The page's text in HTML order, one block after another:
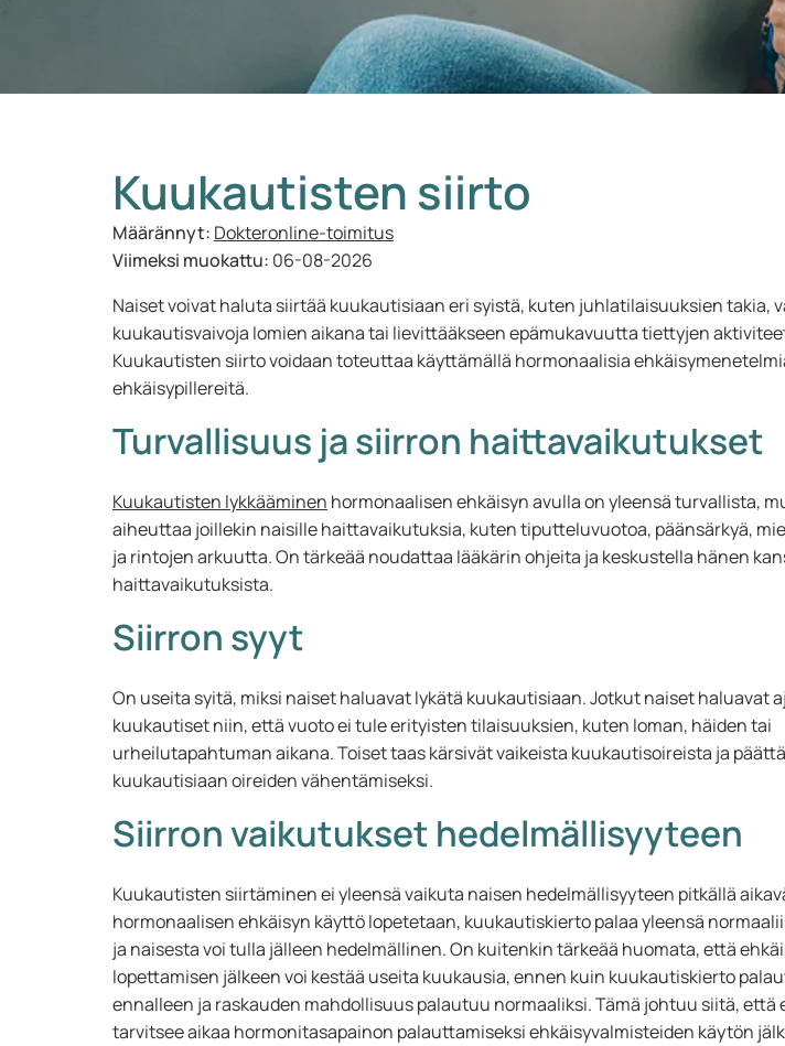
Kuukautisten siirto
Määrännyt: Dokteronline-toimitus
Viimeksi muokattu: 06-08-2026
Naiset voivat haluta siirtää kuukautisiaan eri syistä, kuten juhlatilaisuuksien takia,
kuukautisvaivoja lomien aikana tai lievittääkseen epämukavuutta tiettyjen
Kuukautisten siirto voidaan toteuttaa käyttämällä hormonaalisia
ehkäisypillereitä.
Turvallisuus ja siirron haittavaikutukset
Kuukautisten lykkääminen hormonaalisen ehkäisyn avulla on yleensä turvallista,
aiheuttaa joillekin naisille haittavaikutuksia, kuten tiputteluvuotoa, päänsärkyä,
ja rintojen arkuutta. On tärkeää noudattaa lääkärin ohjeita ja keskustella hänen
haittavaikutuksista.
Siirron syyt
On useita syitä, miksi naiset haluavat lykätä kuukautisiaan. Jotkut naiset haluavat
kuukautiset niin, että vuoto ei tule erityisten tilaisuuksien, kuten loman, häiden tai
urheilutapahtuman aikana. Toiset taas kärsivät vaikeista kuukautisoireista ja
kuukautisiaan oireiden vähentämiseksi.
Siirron vaikutukset hedelmällisyyteen
Kuukautisten siirtäminen ei yleensä vaikuta naisen hedelmällisyyteen pitkällä
hormonaalisen ehkäisyn käyttö lopetetaan, kuukautiskierto palaa yleensä
ja naisesta voi tulla jälleen hedelmällinen. On kuitenkin tärkeää huomata, että
lopettamisen jälkeen voi kestää useita kuukausia, ennen kuin kuukautiskierto
ennalleen ja raskauden mahdollisuus palautuu normaaliksi. Tämä johtuu siitä, että
tarvitsee aikaa hormonitasapainon palauttamiseksi ehkäisyvalmisteiden käytön